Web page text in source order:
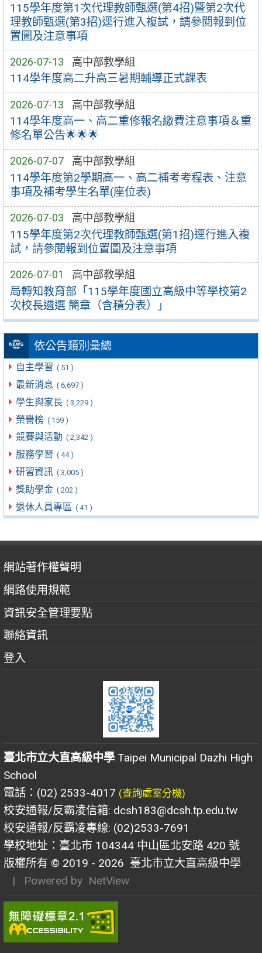
115學年度第1次代理教師甄選(第4招)暨第2次代
理教師甄選(第3招)逕行進入複試，請參閱報到位
置圖及注意事項
2026-07-13 高中部教學組
114學年度高二升高三暑期輔導正式課表
2026-07-13 高中部教學組
114學年度高一、高二重修報名繳費注意事項＆重
修名單公告🌟🌟🌟
2026-07-07 高中部教學組
114學年度第2學期高一、高二補考考程表、注意
事項及補考學生名單(座位表)
2026-07-03 高中部教學組
115學年度第2次代理教師甄選(第1招)逕行進入複
試，請參閱報到位置圖及注意事項
2026-07-01 高中部教學組
局轉知教育部「115學年度國立高級中等學校第2
次校長遴選 簡章（含積分表）」
依公告類別彙總
自主學習 ( 51 )
最新消息 ( 6,697 )
學生與家長 ( 3,229 )
榮譽榜 ( 159 )
競賽與活動 ( 2,342 )
服務學習 ( 44 )
研習資訊 ( 3,005 )
獎助學金 ( 202 )
退休人員專區 ( 41 )
網站著作權聲明
網路使用規範
資訊安全管理要點
聯絡資訊
登入
臺北市立大直高級中學 Taipei Municipal Dazhi High
School
電話：(02) 2533-4017 (查詢處室分機)
校安通報/反霸凌信箱: dcsh183@dcsh.tp.edu.tw
校安通報/反霸凌專線: (02)2533-7691
學校地址：臺北市 104344 中山區北安路 420 號
版權所有 © 2019 - 2026 臺北市立大直高級中學
| Powered by NetView